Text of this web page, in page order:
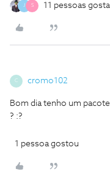
J S 11 pessoas
C cromo102
Bom dia tenho um
? :?
1 pessoa gostou